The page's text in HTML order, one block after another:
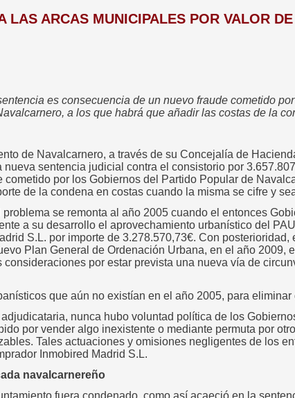
LAS ARCAS MUNICIPALES POR VALOR
es consecuencia de un nuevo fraude cometido
a los que habrá que añadir las costas de la
de Navalcarnero, a través de su Concejalía de
nueva sentencia judicial contra el consistorio por
cometido por los Gobiernos del Partido Popular de
de la condena en costas cuando la misma se cifre y
problema se remonta al año 2005 cuando el entonces
a su desarrollo el aprovechamiento urbanístico del
S.L. por importe de 3.278.570,73€. Con posterioridad,
Plan General de Ordenación Urbana, en el año 2009,
por estar prevista una nueva vía de
que aún no existían en el año 2005, para
nunca hubo voluntad política de los
por vender algo inexistente o mediante permuta por
Tales actuaciones y omisiones negligentes de los
Inmobired Madrid S.L.
navalcarnereño
fuera condenado, como así acaeció en la